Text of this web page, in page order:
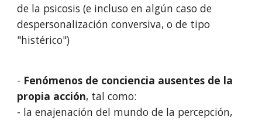
de la psicosis (e incluso en algún caso de
despersonalización conversiva, o de tipo
"histérico")
- Fenómenos de conciencia ausentes de la
propia acción, tal como:
- la enajenación del mundo de la percepción,